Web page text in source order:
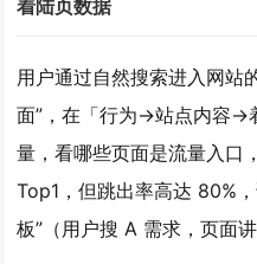
着陆页数据
用户通过自然搜索进入网站
面”，在 「行为→站点内容→
量，看哪些页面是流量入口
Top1，但跳出率高达 80%
板”（用户搜 A 需求，页面